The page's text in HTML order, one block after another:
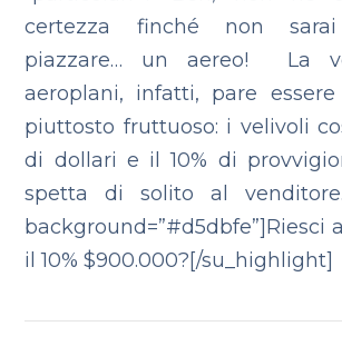
certezza finché non
piazzare… un aereo! La
aeroplani, infatti, pare
piuttosto fruttuoso: i velivoli
di dollari e il 10% di
spetta di solito al
background=”#d5dbfe”]Riesci
il 10% $900.000?[/su_highlight]